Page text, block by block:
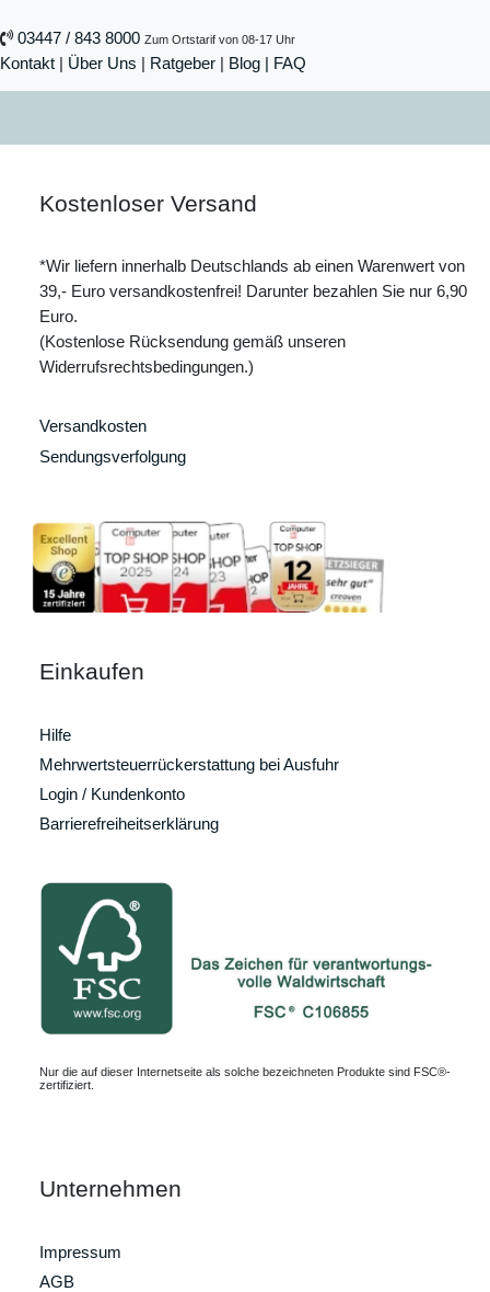
03447 / 843 8000 Zum Ortstarif von 08-17 Uhr
Kontakt | Über Uns | Ratgeber | Blog | FAQ
Kostenloser Versand
*Wir liefern innerhalb Deutschlands ab einen Warenwert von
39,- Euro versandkostenfrei! Darunter bezahlen Sie nur 6,90
Euro.
(Kostenlose Rücksendung gemäß unseren
Widerrufsrechtsbedingungen.)
Versandkosten
Sendungsverfolgung
Einkaufen
Hilfe
Mehrwertsteuerrückerstattung bei Ausfuhr
Login / Kundenkonto
Barrierefreiheitserklärung
Nur die auf dieser Internetseite als solche bezeichneten Produkte sind FSC®-
zertifiziert.
Unternehmen
Impressum
AGB